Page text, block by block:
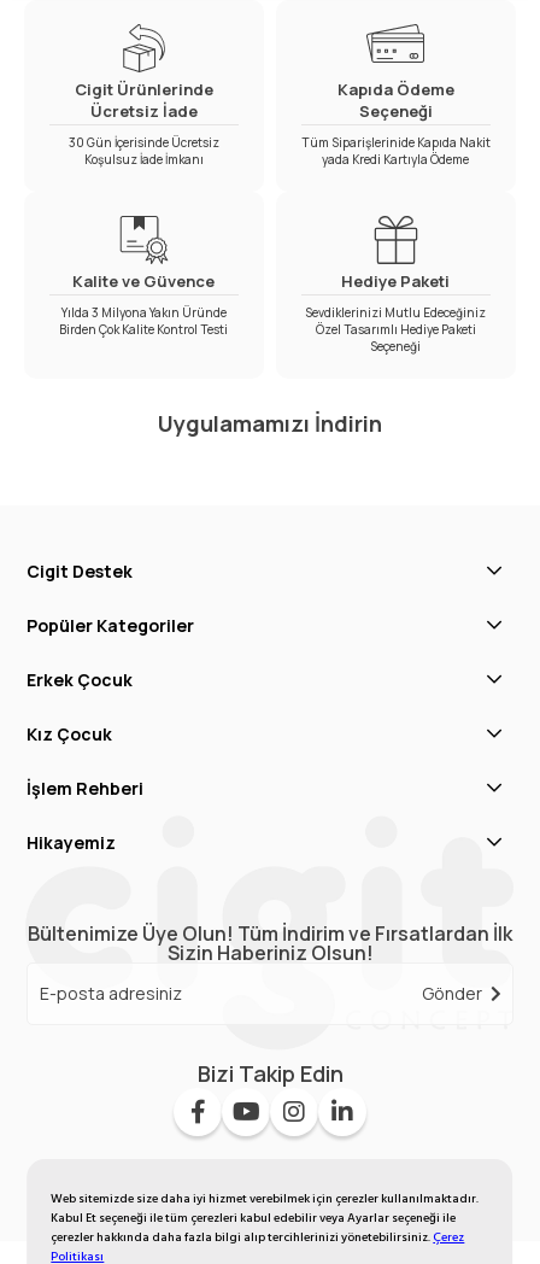
Web sitemizde size daha iyi hizmet verebilmek için çerezler kullanılmaktadır.
Kabul Et seçeneği ile tüm çerezleri kabul edebilir veya Ayarlar seçeneği ile
çerezler hakkında daha fazla bilgi alıp tercihlerinizi yönetebilirsiniz.Çerez
Politikası
Cigit Ürünlerinde
Ücretsiz İade
30 Gün İçerisinde Ücretsiz
Koşulsuz İade İmkanı
Kapıda Ödeme
Seçeneği
Tüm Siparişlerinide Kapıda Nakit
yada Kredi Kartıyla Ödeme
Kalite ve Güvence
Yılda 3 Milyona Yakın Üründe
Birden Çok Kalite Kontrol Testi
Hediye Paketi
Sevdiklerinizi Mutlu Edeceğiniz
Özel Tasarımlı Hediye Paketi
Seçeneği
Uygulamamızı İndirin
Cigit Destek
Popüler Kategoriler
Erkek Çocuk
Kız Çocuk
İşlem Rehberi
Hikayemiz
Bültenimize Üye Olun! Tüm İndirim ve Fırsatlardan İlk
Sizin Haberiniz Olsun!
Gönder
Bizi Takip Edin